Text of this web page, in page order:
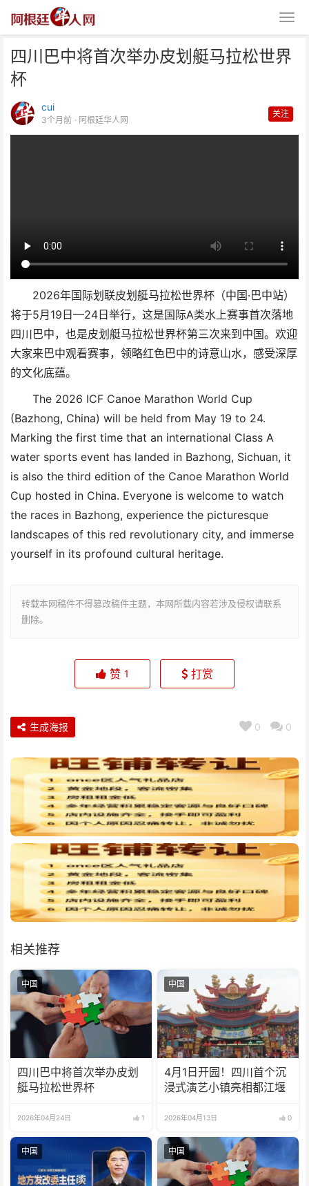
四川巴中将首次举办皮划艇马拉松世界
杯
cui
3个月前 · 阿根廷华人网
关注
2026年国际划联皮划艇马拉松世界杯（中国·巴中站）
将于5月19日—24日举行，这是国际A类水上赛事首次落地
四川巴中，也是皮划艇马拉松世界杯第三次来到中国。欢迎
大家来巴中观看赛事，领略红色巴中的诗意山水，感受深厚
的文化底蕴。
The 2026 ICF Canoe Marathon World Cup
(Bazhong, China) will be held from May 19 to 24.
Marking the first time that an international Class A
water sports event has landed in Bazhong, Sichuan, it
is also the third edition of the Canoe Marathon World
Cup hosted in China. Everyone is welcome to watch
the races in Bazhong, experience the picturesque
landscapes of this red revolutionary city, and immerse
yourself in its profound cultural heritage.
转载本网稿件不得篡改稿件主题，本网所载内容若涉及侵权请联系
删除。
赞 1 打赏
0 0
生成海报
相关推荐
中国
四川巴中将首次举办皮划
艇马拉松世界杯
2026年04月24日 1
中国
4月1日开园！四川首个沉
浸式演艺小镇亮相都江堰
2026年04月13日 0
中国 中国